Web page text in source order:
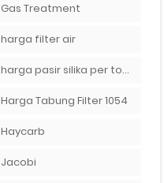
Gas Treatment
harga filter air
harga pasir silika per ton per kg
Harga Tabung Filter 1054
Haycarb
Jacobi